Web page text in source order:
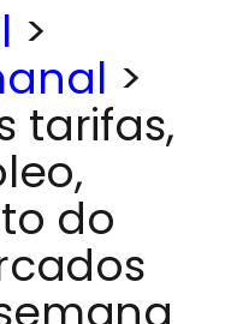
>
>
tarifas,
do